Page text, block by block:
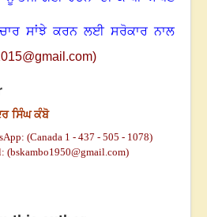
ਸਾਂਝੇ ਕਰਨ ਲਈ ਸਰੋਕਾਰ ਨਾਲ
om)
ਸਿੰਘ ਕੰਬੋ
(Canada 1 - 437 - 505 - 1078)
(bskambo1950@gmail.com)